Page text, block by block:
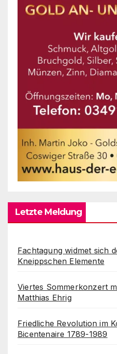
Letzte Meldung
Fachtagung widmet sich
Kneippschen Elemente
Viertes Sommerkonzert
Matthias Ehrig
Friedliche Revolution im
Bicentenaire 1789-1989